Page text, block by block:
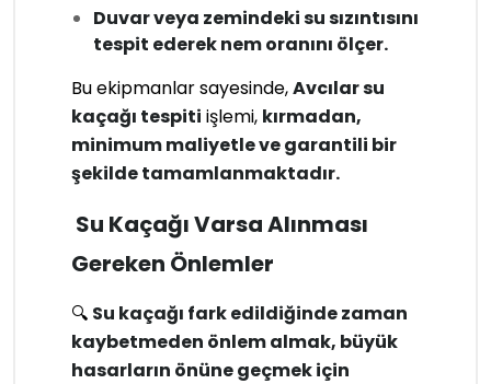
Duvar veya zemindeki su sızıntısını
tespit ederek nem oranını ölçer.
Bu ekipmanlar sayesinde,Avcılar su
kaçağı tespiti işlemi, kırmadan,
minimum maliyetle ve garantili bir
şekilde tamamlanmaktadır.
Su Kaçağı Varsa Alınması
Gereken Önlemler
🔍 Su kaçağı fark edildiğinde zaman
kaybetmeden önlem almak, büyük
hasarların önüne geçmek için